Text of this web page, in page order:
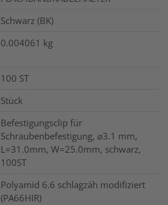
Schwarz (BK)
0.004061 kg
100 ST
Stück
Befestigungsclip für
Schraubenbefestigung, ⌀3.1 mm,
L=31.0mm, W=25.0mm, schwarz,
100ST
Polyamid 6.6 schlagzäh modifiziert
(PA66HIR)